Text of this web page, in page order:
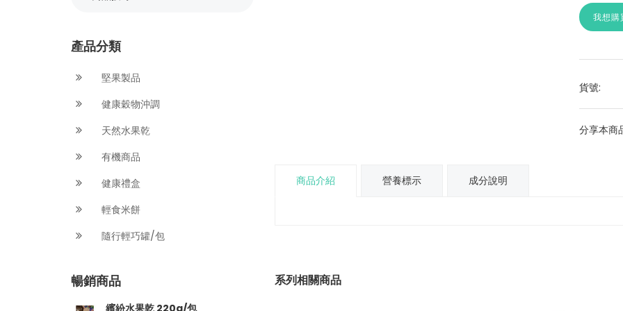
產品分類
堅果製品
健康穀物沖調
天然水果乾
有機商品
健康禮盒
輕食米餅
隨行輕巧罐/包
暢銷商品
繽紛水果乾 220g/包
我想購
貨號:
分享本商
商品介紹 營養標示 成分說明
系列相關商品